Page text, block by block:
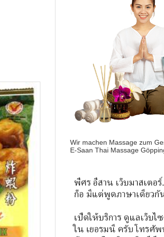
Wir machen Massage zum
E-Saan Thai Massage